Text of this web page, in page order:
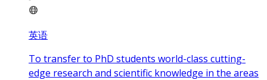
英语
To transfer to PhD students world-class cutting-
edge research and scientific knowledge in the areas